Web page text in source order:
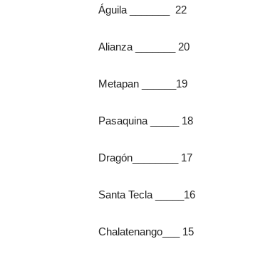
Águila _______ 22
Alianza _______ 20
Metapan ______19
Pasaquina _____ 18
Dragón________ 17
Santa Tecla _____16
Chalatenango___ 15